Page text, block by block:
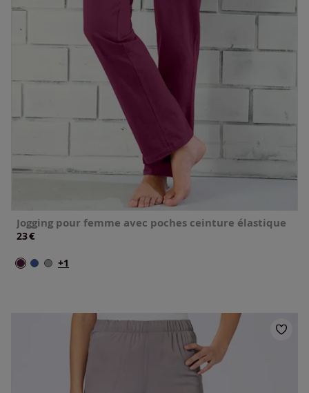
Jogging pour femme avec poches ceinture élastique
23€
+1